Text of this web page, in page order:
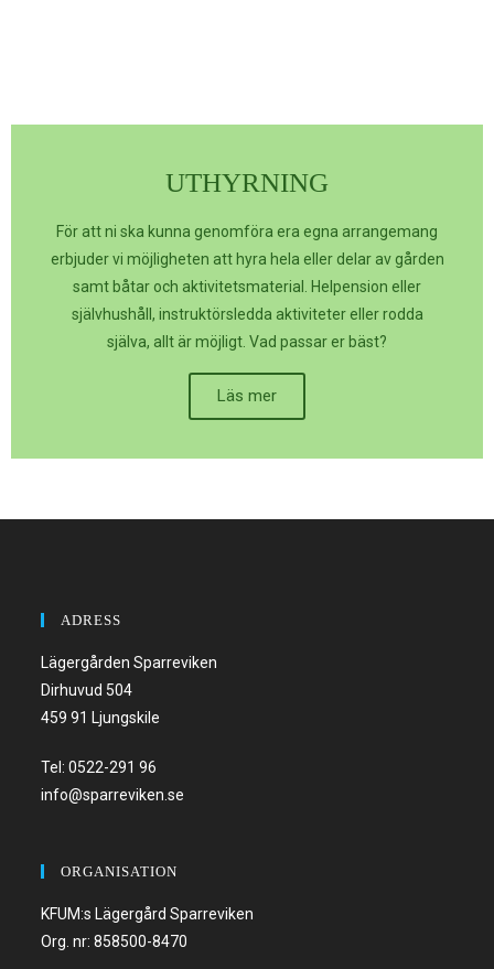
UTHYRNING
För att ni ska kunna genomföra era egna arrangemang
erbjuder vi möjligheten att hyra hela eller delar av gården
samt båtar och aktivitetsmaterial. Helpension eller
självhushåll, instruktörsledda aktiviteter eller rodda
själva, allt är möjligt. Vad passar er bäst?
Läs mer
ADRESS
Lägergården Sparreviken
Dirhuvud 504
459 91 Ljungskile
Tel:0522-291 96
info@sparreviken.se
ORGANISATION
KFUM:s Lägergård Sparreviken
Org. nr: 858500-8470